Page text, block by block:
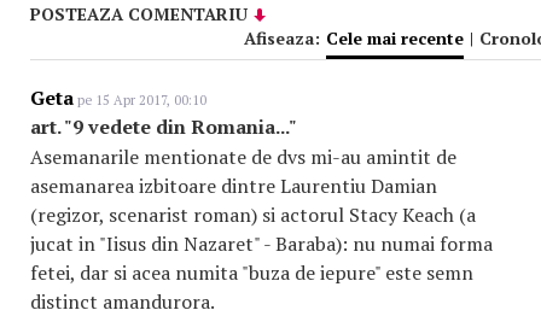
POSTEAZA COMENTARIU
Afiseaza: Cele mai recente |
Geta pe 15 Apr 2017, 00:10
art. "9 vedete din Romania..."
Asemanarile mentionate de dvs mi-au amintit de
asemanarea izbitoare dintre Laurentiu Damian
(regizor, scenarist roman) si actorul Stacy Keach (a
jucat in "Iisus din Nazaret" - Baraba): nu numai forma
fetei, dar si acea numita "buza de iepure" este semn
distinct amandurora.